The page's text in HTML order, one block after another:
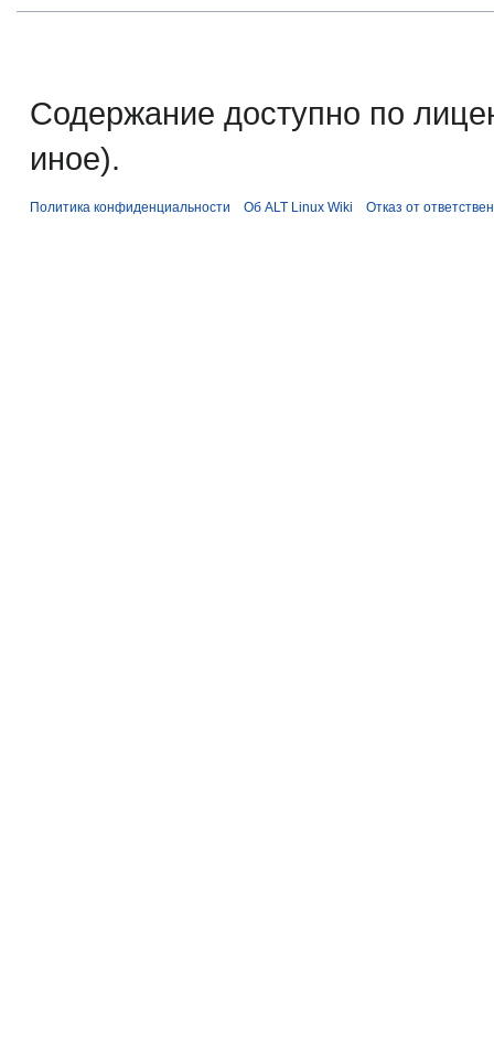
Содержание доступно по
иное).
Политика конфиденциальности Об ALT Linux Wiki Отказ от